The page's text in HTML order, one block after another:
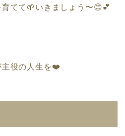
てて 🌱 いきましょう〜😊💕
役の人生を❤️